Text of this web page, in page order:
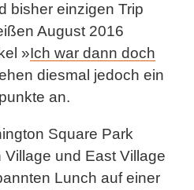
bisher einzigen Trip
August 2016
»Ich war dann doch
diesmal jedoch ein
an.
Square Park
und East Village
Lunch auf einer